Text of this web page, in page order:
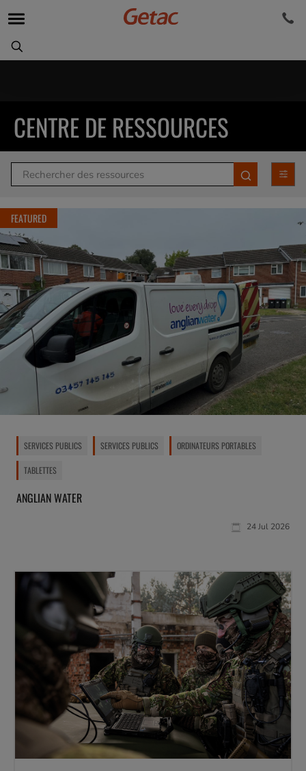
CENTRE DE RESSOURCES
Submit
Article
Category
FEATURED
SERVICES PUBLICS SERVICES PUBLICS ORDINATEURS PORTABLES
TABLETTES
ANGLIAN WATER
24 Jul 2026